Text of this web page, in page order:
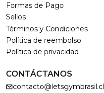
Formas de Pago
Sellos
Términos y Condiciones
Política de reembolso
Política de privacidad
CONTÁCTANOS
contacto@letsgymbrasil.cl